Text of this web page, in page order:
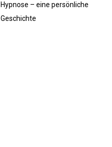
Hypnose – eine persönliche
Geschichte